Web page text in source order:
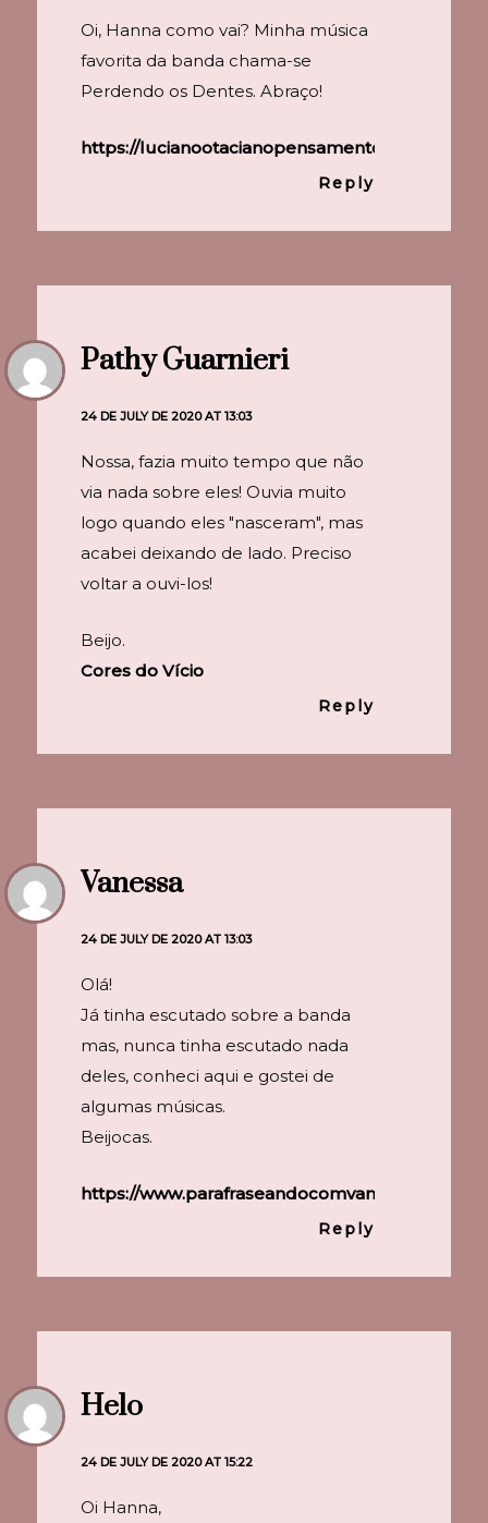
Oi, Hanna como vai? Minha música
favorita da banda chama-se
Perdendo os Dentes. Abraço!
https://
Reply
Pathy Guarnieri
24 DE JULY DE 2020 AT 13:03
Nossa, fazia muito tempo que não
via nada sobre eles! Ouvia muito
logo quando eles "nasceram", mas
acabei deixando de lado. Preciso
voltar a ouvi-los!
Beijo.
Cores do Vício
Reply
Vanessa
24 DE JULY DE 2020 AT 13:03
Olá!
Já tinha escutado sobre a banda
mas, nunca tinha escutado nada
deles, conheci aqui e gostei de
algumas músicas.
Beijocas.
https://www.parafraseandocomvanessa.com.br/
Reply
Helo
24 DE JULY DE 2020 AT 15:22
Oi Hanna,